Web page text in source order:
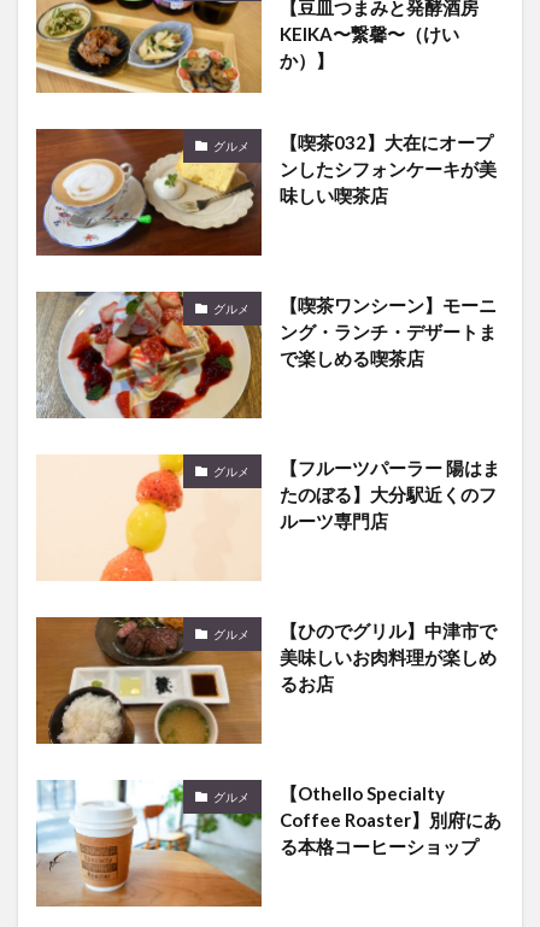
【豆皿つまみと発酵酒房
KEIKA〜繋馨〜（けい
か）】
グルメ
【喫茶032】大在にオープ
ンしたシフォンケーキが美
味しい喫茶店
グルメ
【喫茶ワンシーン】モーニ
ング・ランチ・デザートま
で楽しめる喫茶店
グルメ
【フルーツパーラー 陽はま
たのぼる】大分駅近くのフ
ルーツ専門店
グルメ
【ひのでグリル】中津市で
美味しいお肉料理が楽しめ
るお店
グルメ
【Othello Specialty
Coffee Roaster】別府にあ
る本格コーヒーショップ